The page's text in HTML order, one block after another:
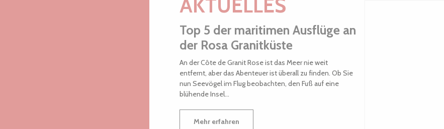
AKTUELLES
Top 5 der maritimen Ausflüge an
der Rosa Granitküste
An der Côte de Granit Rose ist das Meer nie weit
entfernt, aber das Abenteuer ist überall zu finden. Ob Sie
nun Seevögel im Flug beobachten, den Fuß auf eine
blühende Insel...
Mehr erfahren